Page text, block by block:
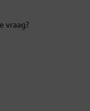
vraag?